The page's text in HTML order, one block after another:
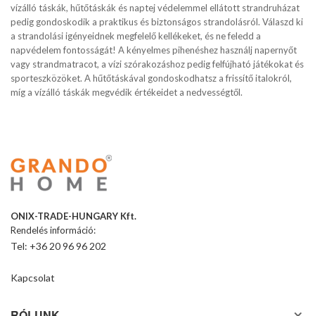
vízálló táskák, hűtőtáskák és naptej védelemmel ellátott strandruházat
pedig gondoskodik a praktikus és biztonságos strandolásról. Válaszd ki
a strandolási igényeidnek megfelelő kellékeket, és ne feledd a
napvédelem fontosságát! A kényelmes pihenéshez használj napernyőt
vagy strandmatracot, a vízi szórakozáshoz pedig felfújható játékokat és
sporteszközöket. A hűtőtáskával gondoskodhatsz a frissítő italokról,
míg a vízálló táskák megvédik értékeidet a nedvességtől.
ONIX-TRADE-HUNGARY Kft.
Rendelés információ:
Tel: +36 20 96 96 202
Kapcsolat